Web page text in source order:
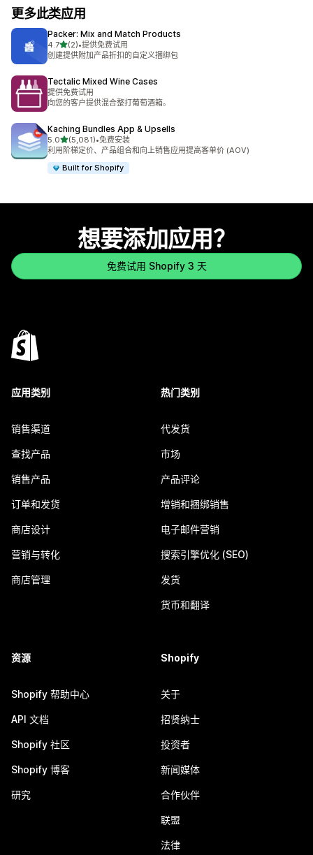
更多此类应用
Packer: Mix and Match Products
4.7星（满分 5 星）
(2)
总共 2 条评论
•提供免费试用
创建提供附加产品折扣的自定义捆绑包
Tectalic Mixed Wine Cases
提供免费试用
向您的客户提供混合整打葡萄酒箱。
Kaching Bundles App & Upsells
5.0星（满分 5 星）
(5,081)
总共 5081 条评论
•免费安装
利用阶梯定价、产品组合和向上销售应用提高客单价 (AOV)
Built for Shopify
想要添加应用？
免费试用 Shopify 3 天
应用类别
销售渠道
查找产品
销售产品
订单和发货
商店设计
营销与转化
商店管理
热门类别
代发货
市场
产品评论
增销和捆绑销售
电子邮件营销
搜索引擎优化 (SEO)
发货
货币和翻译
资源
Shopify 帮助中心
API 文档
Shopify 社区
Shopify 博客
研究
Shopify
关于
招贤纳士
投资者
新闻媒体
合作伙伴
联盟
法律